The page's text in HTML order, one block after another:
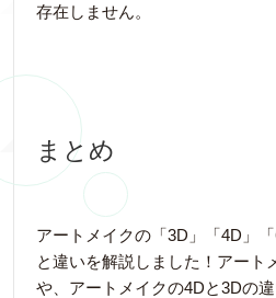
存在しません。
まとめ
アートメイクの「3D」「4D」
と違いを解説しました！アート
や、アートメイクの4Dと3Dの